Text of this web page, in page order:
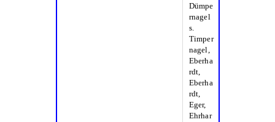
Dümpe
rnagel
s.
Timper
nagel,
Eberha
rdt,
Eberha
rdt,
Eger,
Ehrhar